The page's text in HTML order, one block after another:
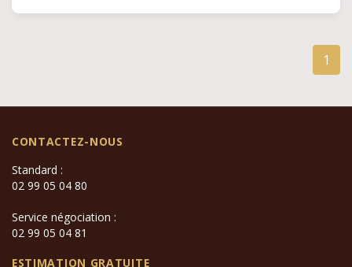
1
CONTACTEZ-NOUS
Standard :
02 99 05 04 80
Service négociation :
02 99 05 04 81
ESTIMATION GRATUITE